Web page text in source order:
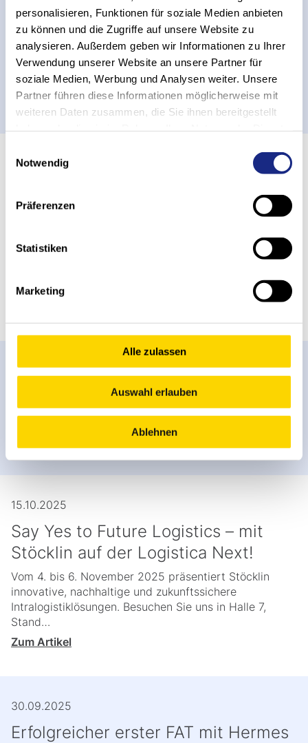
personalisieren, Funktionen für soziale Medien anbieten
zu können und die Zugriffe auf unsere Website zu
analysieren. Außerdem geben wir Informationen zu Ihrer
Verwendung unserer Website an unsere Partner für
soziale Medien, Werbung und Analysen weiter. Unsere
Partner führen diese Informationen möglicherweise mit
weiteren Daten zusammen, die Sie ihnen bereitgestellt
Notwendig
Präferenzen
Statistiken
Marketing
Alle zulassen
Auswahl erlauben
Ablehnen
Automatisierung
Modernisierung bei Rittal: Elf Regalbediengeräte für
mehr Zukunftssicherheit durch Automatisierung und
Digitalisierung
Zum Artikel
18.11.2025
hinter die Kulissen im Home of
Letzten Donnerstag durften wir zehn neugierige
Home of Intralogistics begrüssen.
23.10.2025
Simplify Logistics
Handelskongress Deutschland: Wir sind dabei
15.10.2025
Say Yes to Future Logistics – mit
Stöcklin auf der Logistica Next!
Vom 4. bis 6. November 2025 präsentiert Stöcklin
innovative, nachhaltige und zukunftssichere
Intralogistiklösungen. Besuchen Sie uns in Halle 7,
Stand…
Zum Artikel
30.09.2025
Erfolgreicher erster FAT mit Hermes